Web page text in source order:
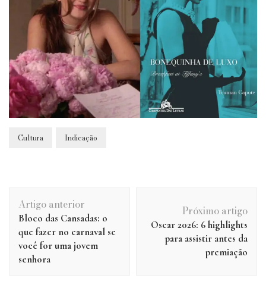
Cultura Indicação
de
post
Artigo anterior
Bloco das Cansadas: o
que fazer no carnaval se
você for uma jovem
senhora
Próximo artigo
Oscar 2026: 6 highlights
para assistir antes da
premiação